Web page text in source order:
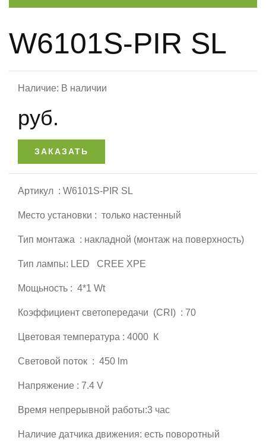
W6101S-PIR SL
Наличие: В наличии
руб.
ЗАКАЗАТЬ
Артикул : W6101S-PIR SL
Место установки : только настенный
Тип монтажа : накладной (монтаж на поверхность)
Тип лампы: LED CREE XPE
Мощьность : 4*1 Wt
Коэффициент светопередачи (CRI) : 70
Цветовая температура : 4000 К
Световой поток : 450 lm
Напряжение : 7.4 V
Время непрерывной работы:3 час
Наличие датчика движения: есть поворотный